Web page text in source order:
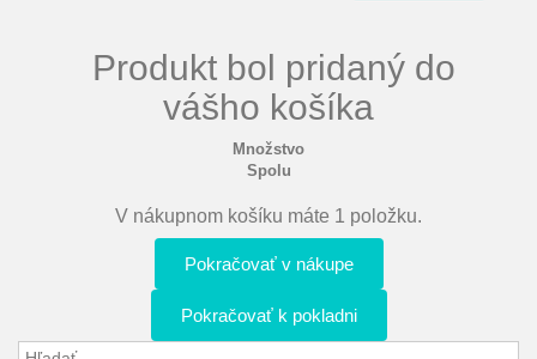
Produkt bol pridaný do
vášho košíka
Množstvo
Spolu
V nákupnom košíku máte 1 položku.
Pokračovať v nákupe
Pokračovať k pokladni